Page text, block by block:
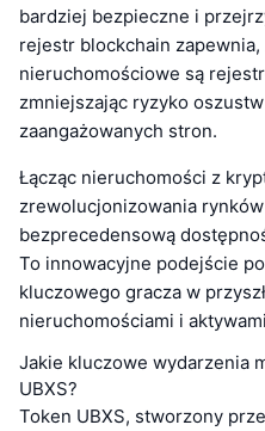
bardziej bezpieczne i
rejestr blockchain
nieruchomościowe są
zmniejszając ryzyko
zaangażowanych stron.
Łącząc nieruchomości z
zrewolucjonizowania
bezprecedensową
To innowacyjne podejście
kluczowego gracza w
nieruchomościami i
Jakie kluczowe wydarzenia
UBXS?
Token UBXS, stworzony